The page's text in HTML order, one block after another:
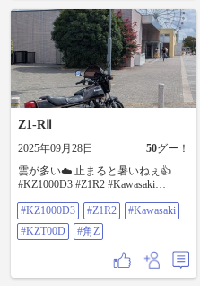
Z1-RⅡ
2025年09月28日 50グー！
雲が多い☁️ 止まると暑いねぇ👍
#KZ1000D3 #Z1R2 #Kawasaki
#KZ1000D3
#Z1R2
#Kawasaki
#KZT00D
#角Z